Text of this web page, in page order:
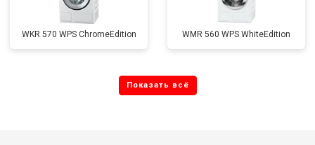
WKR 570 WPS ChromeEdition WMR 560 WPS WhiteEdition